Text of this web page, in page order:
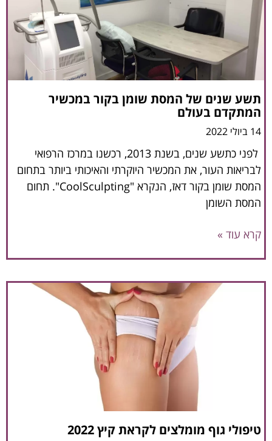
תשע שנים של המסת שומן בקור במכשיר
המתקדם בעולם
14 ביולי 2022
לפני כתשע שנים, בשנת 2013, רכשנו במרכז הרפואי
לבריאות העור, את המכשיר היוקרתי והאיכותי ביותר בתחום
המסת שומן בקור דאז, הנקרא "CoolSculpting". תחום
המסת השומן
קרא עוד »
טיפולי גוף מומלצים לקראת קיץ 2022